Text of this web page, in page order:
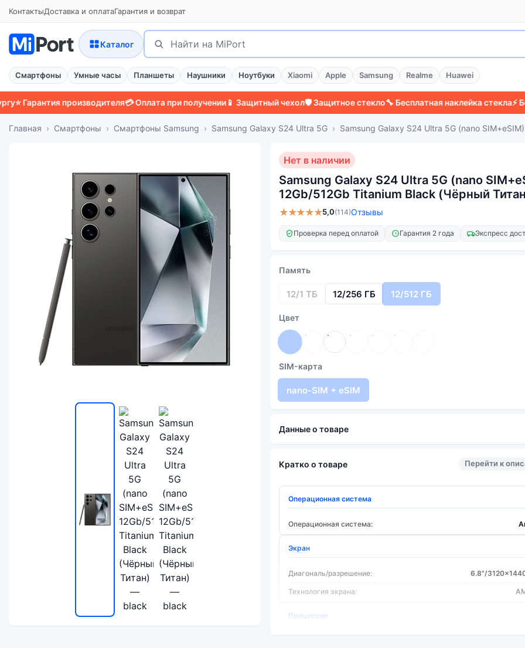
КонтактыДоставка и оплатаГарантия и возврат
Каталог
Поиск
Найти
Смартфоны Умные часы Планшеты Наушники Ноутбуки Xiaomi Apple Samsung Realme Huawei
производителя💳 Оплата при получении📱 Защитный чехол🛡️ Защитное стекло🔧 Бесплатная наклейка стекла⚡ Более
Главная Смартфоны Смартфоны Samsung Samsung Galaxy S24 Ultra 5G Samsung Galaxy S24 Ultra 5G (nano
Нет в наличии
Samsung Galaxy S24 Ultra 5G (nano
12Gb/512Gb Titanium Black (Чёрный
★★★★★5,0(114)Отзывы
Проверка перед оплатой Гарантия 2 года Экспресс
Память
12/1 ТБ 12/256 ГБ 12/512 ГБ
Цвет
SIM-карта
nano-SIM + eSIM
Данные о товаре
Кратко о товаре Перейти к
Операционная система
Операционная система:
Экран
Диагональ/разрешение: 6.8"/
Технология экрана:
Процессор